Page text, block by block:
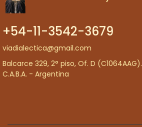
+54-11-3542-3679
viadialectica@gmail.com
Balcarce 329, 2° piso, Of. D (C1064AAG).
C.A.B.A. - Argentina